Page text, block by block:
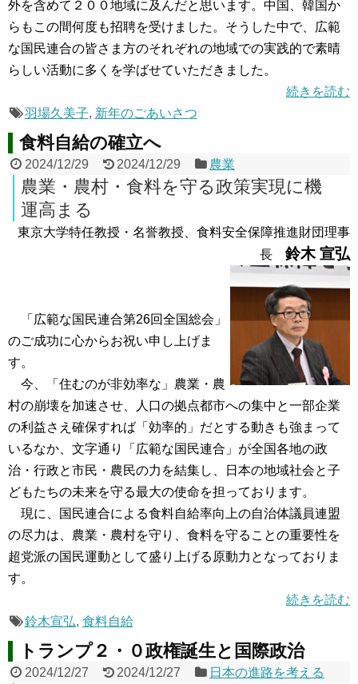
外を含めて２００地域に及んだと思います。中国、韓国か
らもこの間何度も招聘を受けました。そうした中で、広範
な国民連合の皆さま方のそれぞれの地域での実践的で素晴
らしい活動に多くを学ばせていただきました。
続きを読む
羽場久美子, 新年のごあいさつ
食料自給の確立へ
2024/12/29 2024/12/29 農業
農業・農村・食料を守る政策実現に機
運高まる
東京大学特任教授・名誉教授、食料安全保障推進財団理事
長 鈴木 宣弘
「広範な国民連合第26回全国総会」
のご成功に心からお祝い申し上げま
す。
今、「住むのが非効率な」農業・農
村の崩壊を加速させ、人口の拠点都市への集中と一部企業
の利益さえ確保すれば「効率的」だとする動きも強まって
いるなか、文字通り「広範な国民連合」が全国各地の政
治・行政と市民・農民の力を結集し、日本の地域社会と子
どもたちの未来を守る最大の使命を担っております。
現に、国民連合による食料自給率向上の自治体議員連盟
の尽力は、農業・農村を守り、食料を守ることの重要性を
超党派の国民運動として盛り上げる原動力となっておりま
す。
続きを読む
鈴木宣弘, 食料自給
トランプ２・０政権誕生と国際政治
2024/12/27 2024/12/27 日本の進路を考える